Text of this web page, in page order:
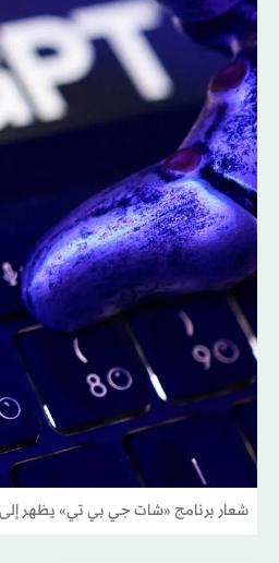
شعار برنامج «شات جي بي تي» يظهر